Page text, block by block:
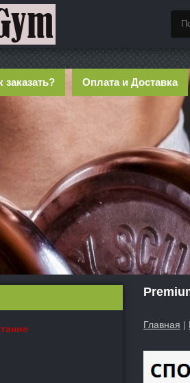
заказать? Оплата и Доставка
Главная |